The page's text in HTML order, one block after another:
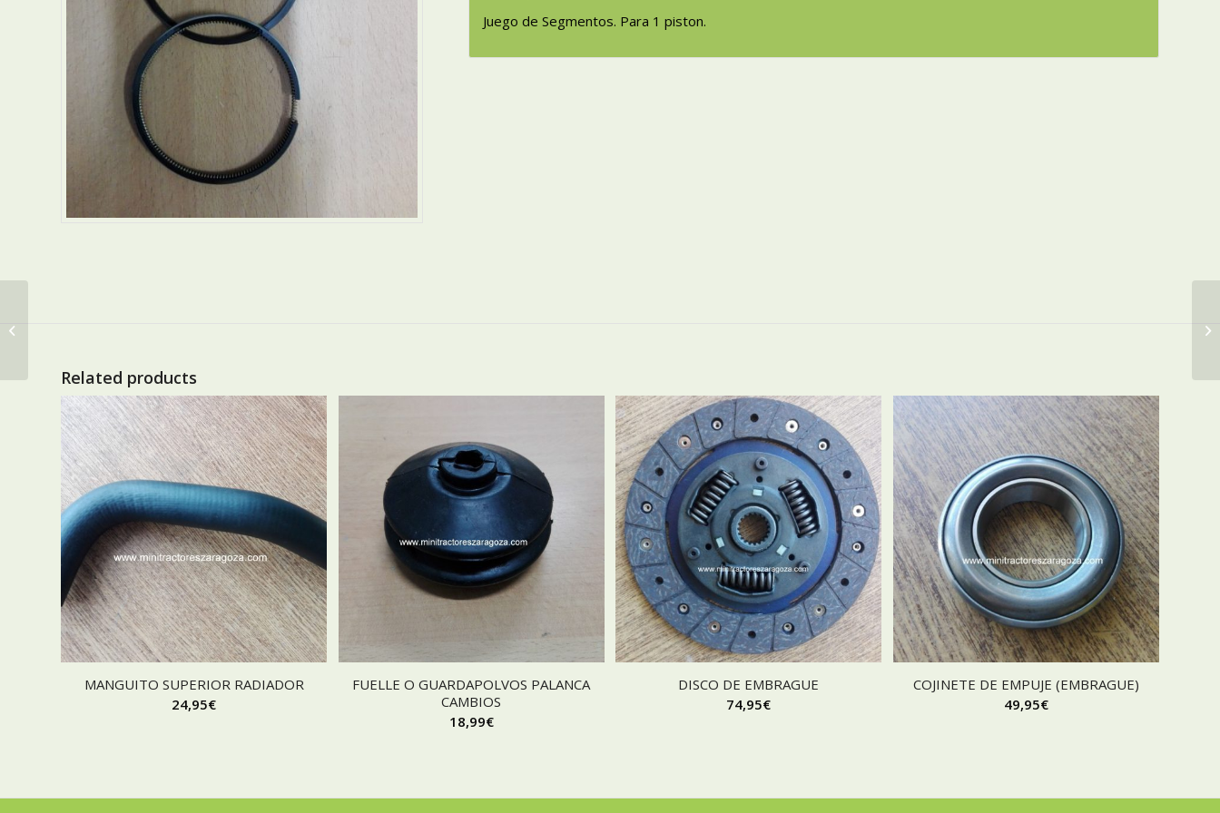
Juego de Segmentos. Para 1 piston.
Related products
MANGUITO SUPERIOR RADIADOR
24,95€
FUELLE O GUARDAPOLVOS PALANCA
CAMBIOS
18,99€
DISCO DE EMBRAGUE
74,95€
COJINETE DE EMPUJE (EMBRAGUE)
49,95€